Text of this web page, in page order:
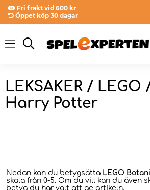
Fri frakt vid 600 kr
Öppet köp 30 dagar
LEKSAKER / LEGO
Harry Potter
Nedan kan du betygsätta LEGO
skala från 0-5. Om du vill kan du även
betyg du har valt att ge artikeln.